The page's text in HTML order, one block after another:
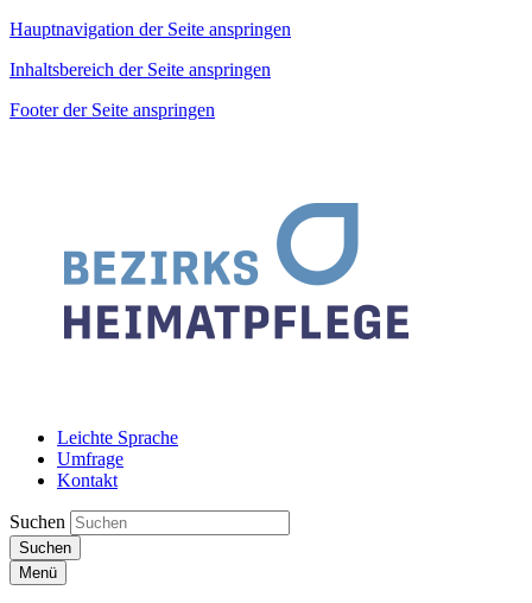
Hauptnavigation der Seite anspringen
Inhaltsbereich der Seite anspringen
Footer der Seite anspringen
Leichte Sprache
Umfrage
Kontakt
Suchen
Suchen
Menü